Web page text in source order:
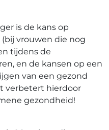
is de kans op
vrouwen die nog
tijdens de
en de kansen op een
van een gezond
verbetert hierdoor
gezondheid!